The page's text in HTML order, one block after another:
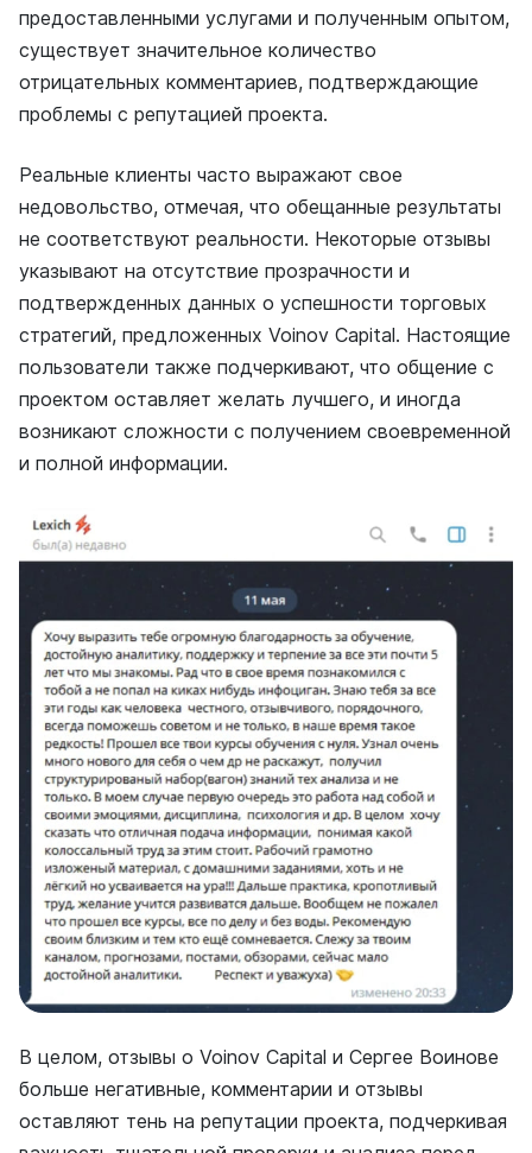
предоставленными услугами и полученным опытом,
существует значительное количество
отрицательных комментариев, подтверждающие
проблемы с репутацией проекта.
Реальные клиенты часто выражают свое
недовольство, отмечая, что обещанные результаты
не соответствуют реальности. Некоторые отзывы
указывают на отсутствие прозрачности и
подтвержденных данных о успешности торговых
стратегий, предложенных Voinov Capital. Настоящие
пользователи также подчеркивают, что общение с
проектом оставляет желать лучшего, и иногда
возникают сложности с получением своевременной
и полной информации.
В целом, отзывы о Voinov Capital и Сергее Воинове
больше негативные, комментарии и отзывы
оставляют тень на репутации проекта, подчеркивая